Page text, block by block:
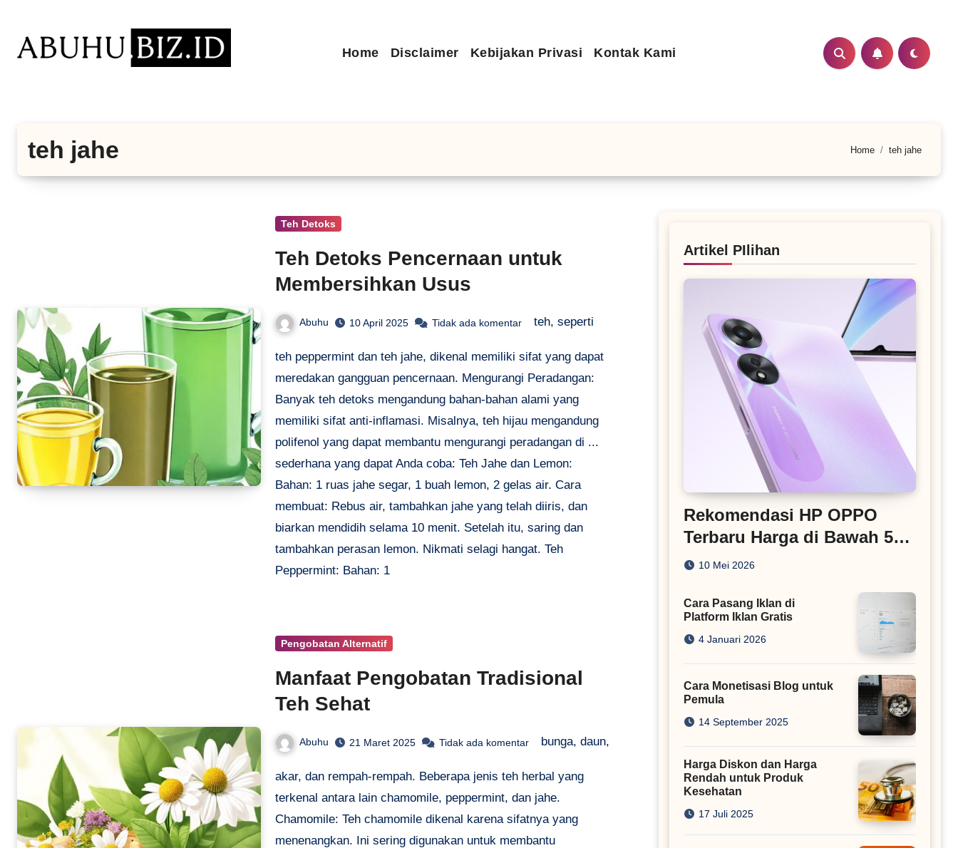
konten
Home Disclaimer Kebijakan Privasi Kontak Kami
teh jahe Home teh jahe
Teh Detoks
Teh Detoks Pencernaan untuk
Membersihkan Usus
Abuhu 10 April 2025 Tidak ada komentar teh, seperti
teh peppermint dan teh jahe, dikenal memiliki sifat yang dapat
meredakan gangguan pencernaan. Mengurangi Peradangan:
Banyak teh detoks mengandung bahan-bahan alami yang
memiliki sifat anti-inflamasi. Misalnya, teh hijau mengandung
polifenol yang dapat membantu mengurangi peradangan di ...
sederhana yang dapat Anda coba: Teh Jahe dan Lemon:
Bahan: 1 ruas jahe segar, 1 buah lemon, 2 gelas air. Cara
membuat: Rebus air, tambahkan jahe yang telah diiris, dan
biarkan mendidih selama 10 menit. Setelah itu, saring dan
tambahkan perasan lemon. Nikmati selagi hangat. Teh
Peppermint: Bahan: 1
Pengobatan Alternatif
Manfaat Pengobatan Tradisional
Teh Sehat
Abuhu 21 Maret 2025 Tidak ada komentar bunga, daun,
akar, dan rempah-rempah. Beberapa jenis teh herbal yang
terkenal antara lain chamomile, peppermint, dan jahe.
Chamomile: Teh chamomile dikenal karena sifatnya yang
menenangkan. Ini sering digunakan untuk membantu
Artikel PIlihan
Rekomendasi HP OPPO
Terbaru Harga di Bawah 5
Juta
10 Mei 2026
Cara Pasang Iklan di
Platform Iklan Gratis
4 Januari 2026
Cara Monetisasi Blog untuk
Pemula
14 September 2025
Harga Diskon dan Harga
Rendah untuk Produk
Kesehatan
17 Juli 2025